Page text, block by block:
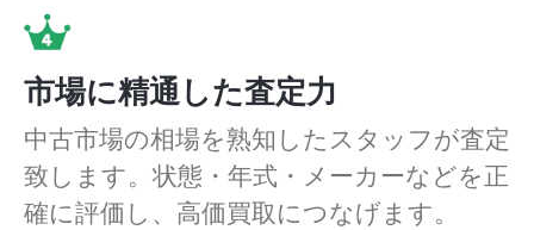
市場に精通した査定力
中古市場の相場を熟知したスタッフが査定
致します。状態・年式・メーカーなどを正
確に評価し、高価買取につなげます。